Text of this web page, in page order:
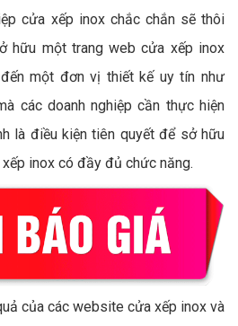
cửa xếp inox chắc chắn sẽ thôi
hữu một trang web cửa xếp inox
một đơn vị thiết kế uy tín như
các doanh nghiệp cần thực hiện
là điều kiện tiên quyết để sở hữu
inox có đầy đủ chức năng.
của các website cửa xếp inox và